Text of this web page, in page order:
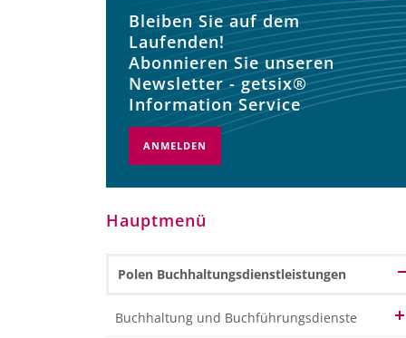
Bleiben Sie auf dem
Laufenden!
Abonnieren Sie unseren
Newsletter - getsix®
Information Service
ANMELDEN
Hauptmenü
Polen Buchhaltungsdienstleistungen
Buchhaltung und Buchführungsdienste